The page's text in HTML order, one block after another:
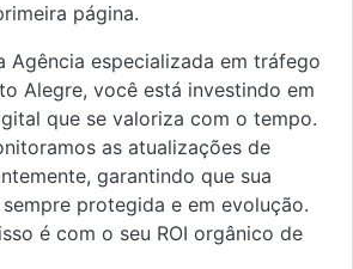
página.
Agência especializada em tráfego
Alegre, você está investindo em
que se valoriza com o tempo.
as atualizações de
garantindo que sua
protegida e em evolução.
é com o seu ROI orgânico de